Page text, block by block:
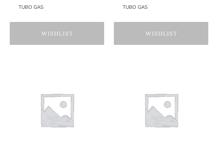
TUBO GAS
WISHLIST
TUBO GAS
WISHLIST